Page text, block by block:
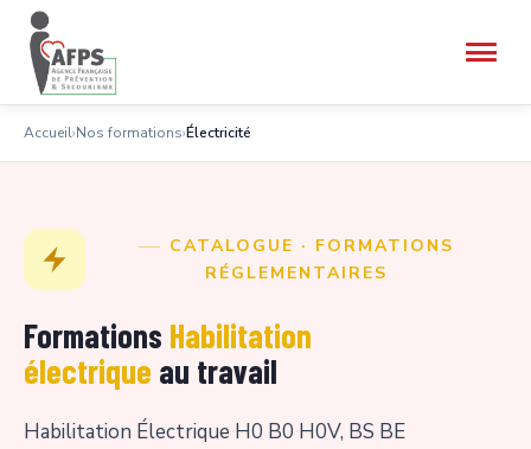
Accueil›Nos formations›Électricité
CATALOGUE · FORMATIONS
RÉGLEMENTAIRES
Formations Habilitation
électrique au travail
Habilitation Électrique H0 B0 H0V, BS BE